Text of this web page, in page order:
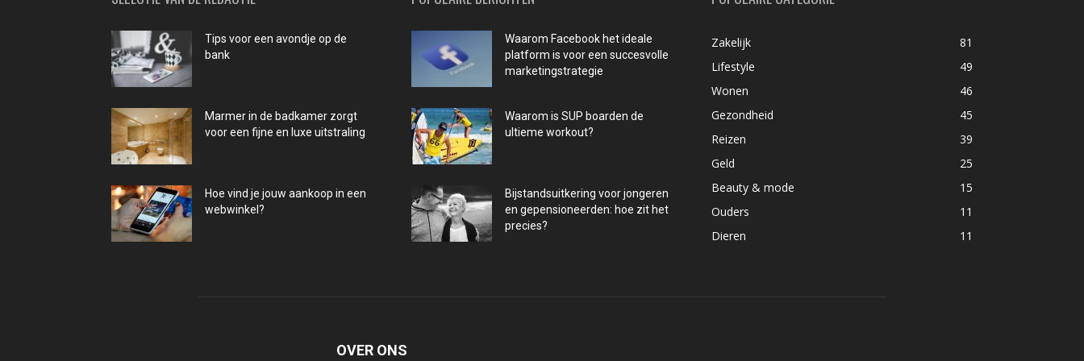
Tips voor een avondje op de
bank
Marmer in de badkamer zorgt
voor een fijne en luxe uitstraling
Hoe vind je jouw aankoop in een
webwinkel?
Waarom Facebook het ideale
platform is voor een succesvolle
marketingstrategie
Waarom is SUP boarden de
ultieme workout?
Bijstandsuitkering voor jongeren
en gepensioneerden: hoe zit het
precies?
Zakelijk
81
Lifestyle
49
Wonen
46
Gezondheid
45
Reizen
39
Geld
25
Beauty & mode
15
Ouders
11
Dieren
11
OVER ONS